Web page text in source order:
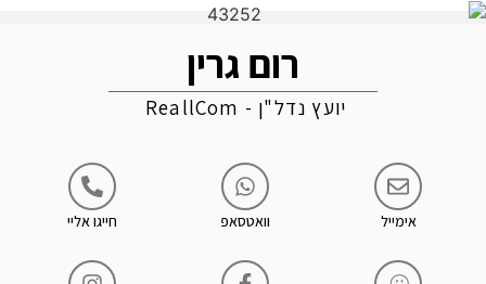
רום גרין
יועץ נדל"ן - ReallCom
אימייל וואטסאפ חייגו אליי